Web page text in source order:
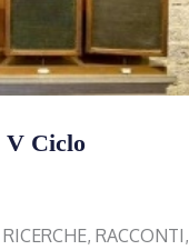
V Ciclo
RACCONTI,